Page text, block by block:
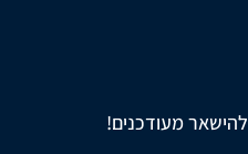
להישאר מעודכנים!